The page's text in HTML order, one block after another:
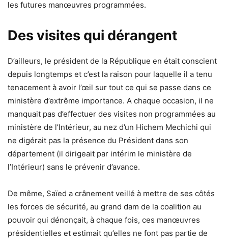
les futures manœuvres programmées.
Des visites qui dérangent
D’ailleurs, le président de la République en était conscient
depuis longtemps et c’est la raison pour laquelle il a tenu
tenacement à avoir l’œil sur tout ce qui se passe dans ce
ministère d’extrême importance. A chaque occasion, il ne
manquait pas d’effectuer des visites non programmées au
ministère de l’Intérieur, au nez d’un Hichem Mechichi qui
ne digérait pas la présence du Président dans son
département (il dirigeait par intérim le ministère de
l’Intérieur) sans le prévenir d’avance.
De même, Saïed a crânement veillé à mettre de ses côtés
les forces de sécurité, au grand dam de la coalition au
pouvoir qui dénonçait, à chaque fois, ces manœuvres
présidentielles et estimait qu’elles ne font pas partie de